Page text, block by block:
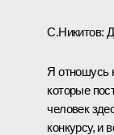
С.Никитов:
Я отношусь
которые
человек
конкурсу, и